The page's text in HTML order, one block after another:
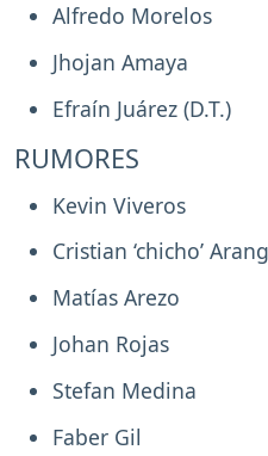
Alfredo Morelos
Jhojan Amaya
Efraín Juárez (D.T.)
RUMORES
Kevin Viveros
Cristian ‘chicho’
Matías Arezo
Johan Rojas
Stefan Medina
Faber Gil